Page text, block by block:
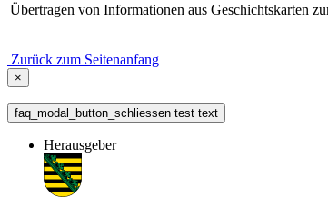
Übertragen von Informationen aus Geschichtskarten
Zurück zum Seitenanfang
×
faq_modal_button_schliessen test text
Herausgeber